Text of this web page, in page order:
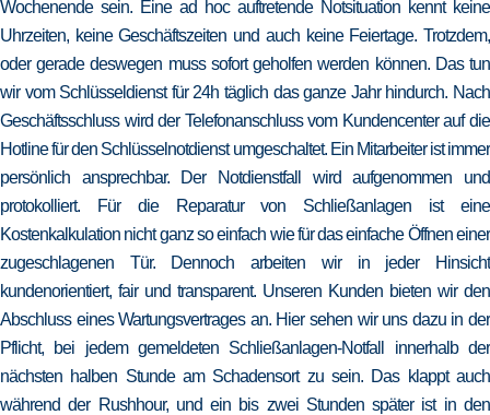
Wochenende sein. Eine ad hoc auftretende Notsituation kennt keine
Uhrzeiten, keine Geschäftszeiten und auch keine Feiertage. Trotzdem,
oder gerade deswegen muss sofort geholfen werden können. Das tun
wir vom Schlüsseldienst für 24h täglich das ganze Jahr hindurch. Nach
Geschäftsschluss wird der Telefonanschluss vom Kundencenter auf die
Hotline für den Schlüsselnotdienst umgeschaltet. Ein Mitarbeiter ist immer
persönlich ansprechbar. Der Notdienstfall wird aufgenommen und
protokolliert. Für die Reparatur von Schließanlagen ist eine
Kostenkalkulation nicht ganz so einfach wie für das einfache Öffnen einer
zugeschlagenen Tür. Dennoch arbeiten wir in jeder Hinsicht
kundenorientiert, fair und transparent. Unseren Kunden bieten wir den
Abschluss eines Wartungsvertrages an. Hier sehen wir uns dazu in der
Pflicht, bei jedem gemeldeten Schließanlagen-Notfall innerhalb der
nächsten halben Stunde am Schadensort zu sein. Das klappt auch
während der Rushhour, und ein bis zwei Stunden später ist in den